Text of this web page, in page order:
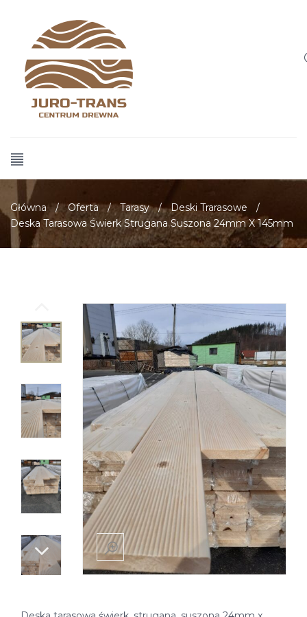
Główna / Oferta / Tarasy / Deski Trarasowe
/
Deska Tarasowa Świerk Strugana Suszona 24mm X 145mm